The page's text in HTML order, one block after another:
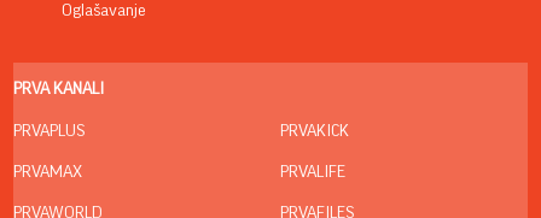
Oglašavanje
PRVA KANALI
PRVAPLUS
PRVAMAX
PRVAWORLD
PRVAKICK
PRVALIFE
PRVAFILES